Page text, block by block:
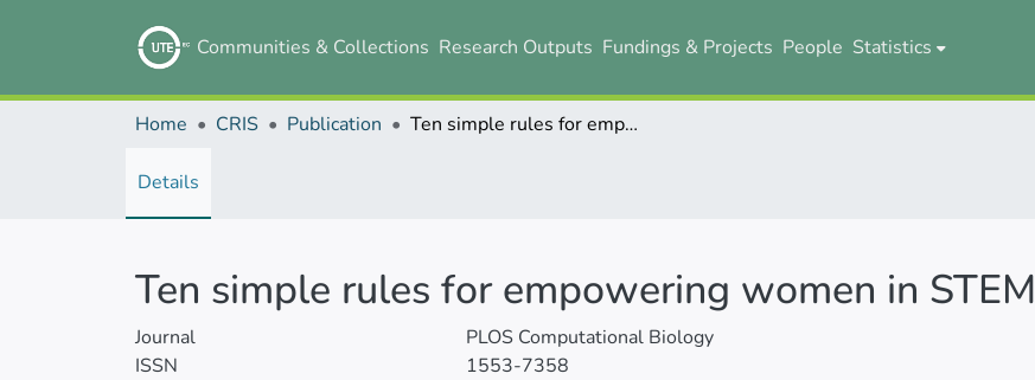
Communities & Collections Research Outputs Fundings & Projects People Statistics
Home CRIS Publication Ten simple rules for empowering women in STEM
Details
Ten simple rules for empowering women in STEM
Journal
PLOS Computational Biology
ISSN
1553-7358